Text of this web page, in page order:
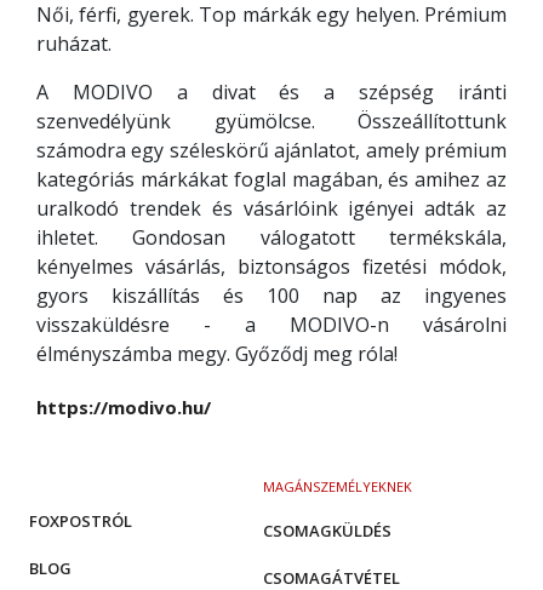
Női, férfi, gyerek. Top márkák egy helyen. Prémium
ruházat.
A MODIVO a divat és a szépség iránti
szenvedélyünk gyümölcse. Összeállítottunk
számodra egy széleskörű ajánlatot, amely prémium
kategóriás márkákat foglal magában, és amihez az
uralkodó trendek és vásárlóink igényei adták az
ihletet. Gondosan válogatott termékskála,
kényelmes vásárlás, biztonságos fizetési módok,
gyors kiszállítás és 100 nap az ingyenes
visszaküldésre - a MODIVO-n vásárolni
élményszámba megy. Győződj meg róla!
https://modivo.hu/
MAGÁNSZEMÉLYEKNEK
CSOMAGKÜLDÉS
CSOMAGÁTVÉTEL
FOXPOSTRÓL
BLOG